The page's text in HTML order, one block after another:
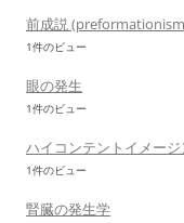
前成説
1件のビュー
眼の発生
1件のビュー
ハイコンテントイメー
1件のビュー
腎臓の発生学